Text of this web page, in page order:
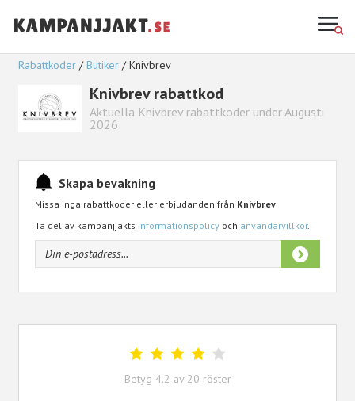
Rabattkoder Butiker Knivbrev
Knivbrev rabattkod
Aktuella Knivbrev rabattkoder under Augusti
2026
Betyg 4.2 av 20 röster
Skapa bevakning
Missa inga rabattkoder eller erbjudanden från Knivbrev
Ta del av kampanjjakts informationspolicy och användarvillkor.